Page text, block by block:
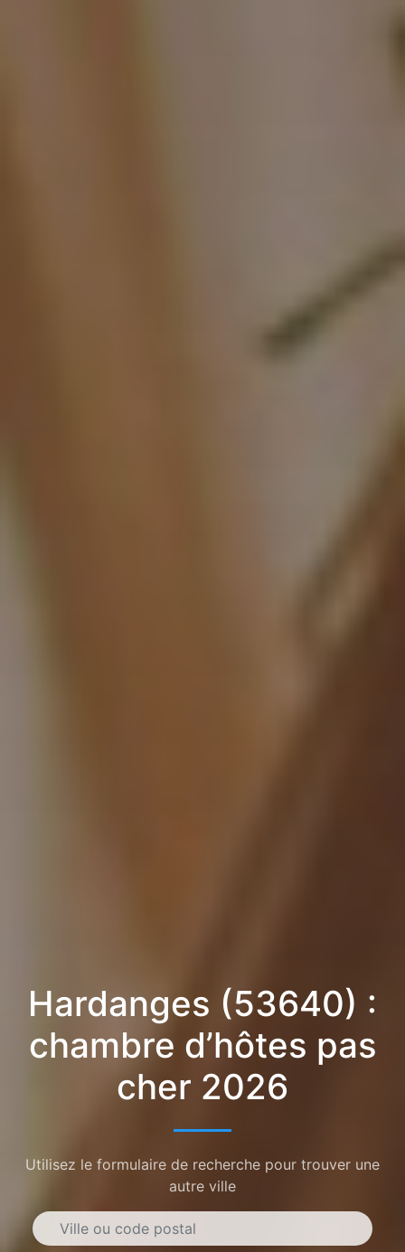
Hardanges (53640) :
chambre d’hôtes pas
cher 2026
Utilisez le formulaire de recherche pour trouver une
autre ville